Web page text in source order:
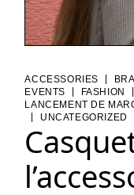
ACCESSORIES
EVENTS
FASHION
LANCEMENT DE
UNCATEGORIZED